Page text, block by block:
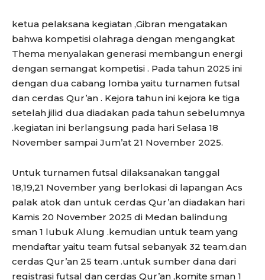
ketua pelaksana kegiatan ,Gibran mengatakan
bahwa kompetisi olahraga dengan mengangkat
Thema menyalakan generasi membangun energi
dengan semangat kompetisi . Pada tahun 2025 ini
dengan dua cabang lomba yaitu turnamen futsal
dan cerdas Qur’an . Kejora tahun ini kejora ke tiga
setelah jilid dua diadakan pada tahun sebelumnya
.kegiatan ini berlangsung pada hari Selasa 18
November sampai Jum’at 21 November 2025.
Untuk turnamen futsal dilaksanakan tanggal
18,19,21 November yang berlokasi di lapangan Acs
palak atok dan untuk cerdas Qur’an diadakan hari
Kamis 20 November 2025 di Medan balindung
sman 1 lubuk Alung .kemudian untuk team yang
mendaftar yaitu team futsal sebanyak 32 team.dan
cerdas Qur’an 25 team .untuk sumber dana dari
registrasi futsal dan cerdas Qur’an ,komite sman 1